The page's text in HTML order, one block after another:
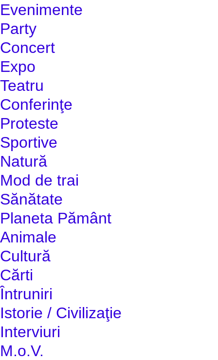
Evenimente
Party
Concert
Expo
Teatru
Conferinţe
Proteste
Sportive
Natură
Mod de trai
Sănătate
Planeta Pământ
Animale
Cultură
Cărti
Întruniri
Istorie / Civilizaţie
Interviuri
M.o.V.